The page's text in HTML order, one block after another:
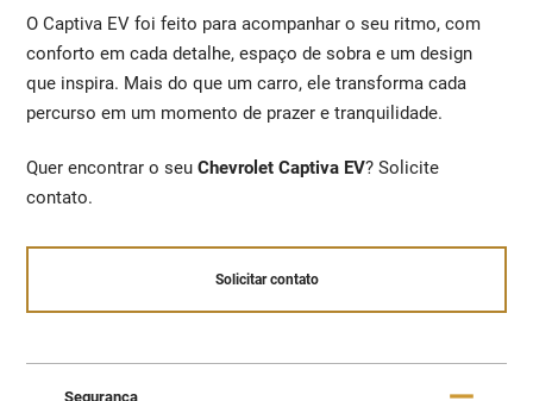
O Captiva EV foi feito para acompanhar o seu ritmo, com
conforto em cada detalhe, espaço de sobra e um design
que inspira. Mais do que um carro, ele transforma cada
percurso em um momento de prazer e tranquilidade.
Quer encontrar o seuChevrolet Captiva EV? Solicite
contato.
Solicitar contato
Segurança